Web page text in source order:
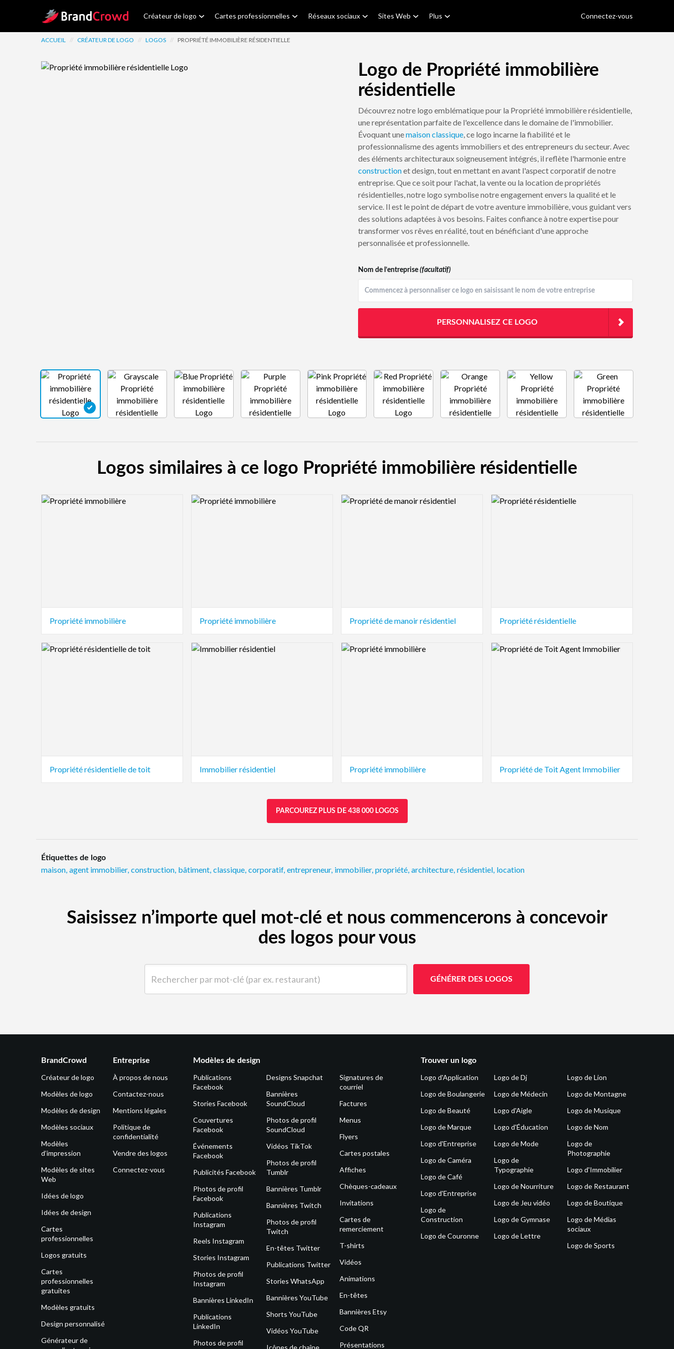
Site Logo Créateur de logo Cartes professionnelles Réseaux sociaux Sites Web Plus Connectez-vous
ACCUEIL // CRÉATEUR DE LOGO // LOGOS // PROPRIÉTÉ IMMOBILIÈRE RÉSIDENTIELLE
Logo de Propriété immobilière
résidentielle
Découvrez notre logo emblématique pour la Propriété immobilière résidentielle,
une représentation parfaite de l'excellence dans le domaine de l'immobilier.
Évoquant unemaisonclassique, ce logo incarne la fiabilité et le
professionnalisme des agents immobiliers et des entrepreneurs du secteur. Avec
des éléments architecturaux soigneusement intégrés, il reflète l'harmonie entre
constructionet design, tout en mettant en avant l'aspect corporatif de notre
entreprise. Que ce soit pour l'achat, la vente ou la location de propriétés
résidentielles, notre logo symbolise notre engagement envers la qualité et le
service. Il est le point de départ de votre aventure immobilière, vous guidant vers
des solutions adaptées à vos besoins. Faites confiance à notre expertise pour
transformer vos rêves en réalité, tout en bénéficiant d'une approche
personnalisée et professionnelle.
Nom de l’entreprise (facultatif)
PERSONNALISEZ CE LOGO
Logos similaires à ce logo Propriété immobilière résidentielle
Logo Preview Image
Propriété immobilière
Logo Preview Image
Propriété immobilière
Logo Preview Image
Propriété de manoir résidentiel
Logo Preview Image
Propriété résidentielle
Logo Preview Image
Propriété résidentielle de toit
Logo Preview Image
Immobilier résidentiel
Logo Preview Image
Propriété immobilière
Logo Preview Image
Propriété de Toit Agent Immobilier
PARCOUREZ PLUS DE 438 000 LOGOS
Étiquettes de logo
maison, agent immobilier, construction, bâtiment, classique, corporatif, entrepreneur, immobilier, propriété, architecture, résidentiel, location
Saisissez n’importe quel mot-clé et nous commencerons à concevoir
des logos pour vous
GÉNÉRER DES LOGOS
BrandCrowd
Créateur de logo
Modèles de logo
Modèles de design
Modèles sociaux
Modèles
d’impression
Modèles de sites
Web
Idées de logo
Idées de design
Cartes
professionnelles
Logos gratuits
Cartes
professionnelles
gratuites
Modèles gratuits
Design personnalisé
Générateur de
Entreprise
À propos de nous
Contactez-nous
Mentions légales
Politique de
confidentialité
Vendre des logos
Connectez-vous
Modèles de design
Publications
Facebook
Stories Facebook
Couvertures
Facebook
Événements
Facebook
Publicités Facebook
Photos de profil
Facebook
Publications
Instagram
Reels Instagram
Stories Instagram
Photos de profil
Instagram
Bannières LinkedIn
Publications
LinkedIn
Photos de profil
Designs Snapchat
Bannières
SoundCloud
Photos de profil
SoundCloud
Vidéos TikTok
Photos de profil
Tumblr
Bannières Tumblr
Bannières Twitch
Photos de profil
Twitch
En-têtes Twitter
Publications Twitter
Stories WhatsApp
Bannières YouTube
Shorts YouTube
Vidéos YouTube
Icônes de chaîne
Signatures de
courriel
Factures
Menus
Flyers
Cartes postales
Affiches
Chèques-cadeaux
Invitations
Cartes de
remerciement
T-shirts
Vidéos
Animations
En-têtes
Bannières Etsy
Code QR
Présentations
Trouver un logo
Logo d'Application
Logo de Boulangerie
Logo de Beauté
Logo de Marque
Logo d'Entreprise
Logo de Caméra
Logo de Café
Logo d'Entreprise
Logo de
Construction
Logo de Couronne
Logo de Dj
Logo de Médecin
Logo d'Aigle
Logo d'Éducation
Logo de Mode
Logo de
Typographie
Logo de Nourriture
Logo de Jeu vidéo
Logo de Gymnase
Logo de Lettre
Logo de Lion
Logo de Montagne
Logo de Musique
Logo de Nom
Logo de
Photographie
Logo d'Immobilier
Logo de Restaurant
Logo de Boutique
Logo de Médias
sociaux
Logo de Sports